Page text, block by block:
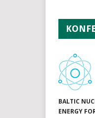
BALTIC
ENERGY